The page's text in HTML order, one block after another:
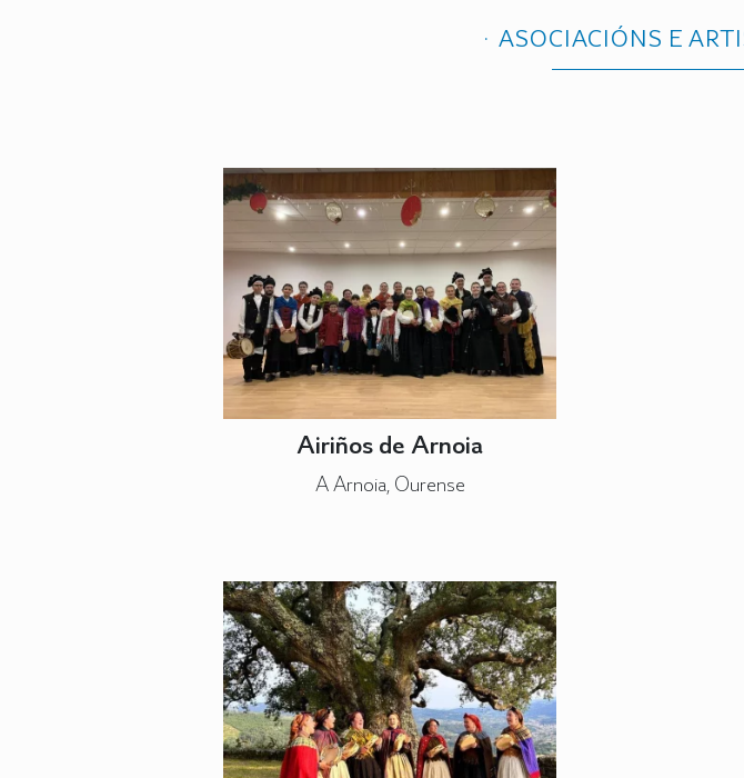
ASOCIACIÓNS E
Airiños de Arnoia
A Arnoia, Ourense